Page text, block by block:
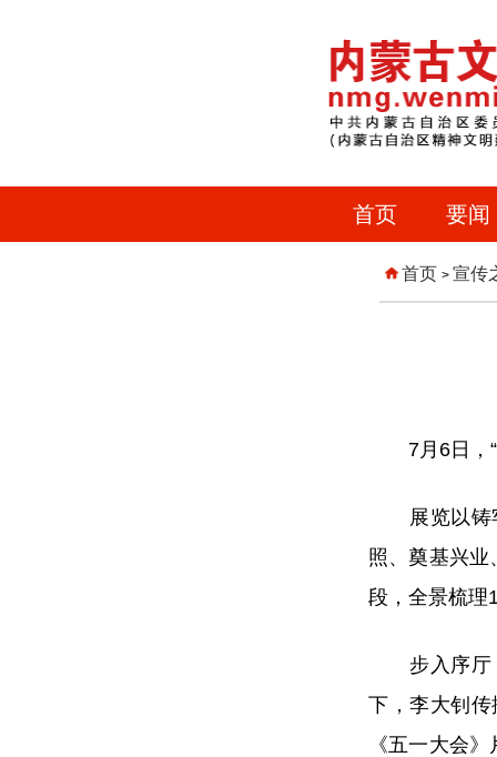
首页 要闻
首页 > 宣传
7月6日
展览以铸牢
照、奠基兴业
段，全景梳理
步入序厅，
下，李大钊
《五一大会